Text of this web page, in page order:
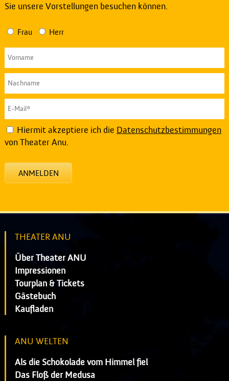
Sie unsere Vorstellungen besuchen können.
Frau Herr
Hiermit akzeptiere ich die Datenschutzbestimmungen
von Theater Anu.
ANMELDEN
THEATER ANU
Über Theater ANU
Impressionen
Tourplan & Tickets
Gästebuch
Kaufladen
ANU WELTEN
Als die Schokolade vom Himmel fiel
Das Floß der Medusa